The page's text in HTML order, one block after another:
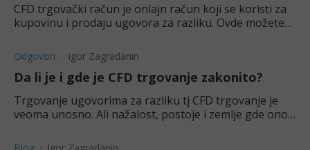
CFD trgovački račun je onlajn račun koji se koristi za
kupovinu i prodaju ugovora za razliku. Ovde možete
Odgovori Igor Zagradanin
Da li je i gde je CFD trgovanje zakonito?
Trgovanje ugovorima za razliku tj CFD trgovanje je
veoma unosno. Ali nažalost, postoje i zemlje gde ono